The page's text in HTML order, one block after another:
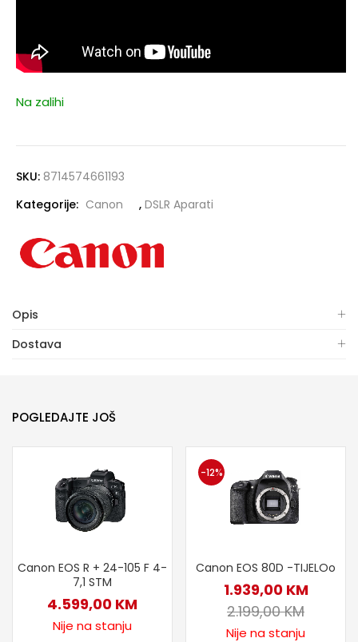
Na zalihi
SKU: 8714574661193
Kategorije: Canon , DSLR Aparati
Opis
Dostava
POGLEDAJTE JOŠ
Canon EOS R + 24-105 F 4-
7,1 STM
4.599,00 KM
Nije na stanju
-12%
Canon EOS 80D -TIJELOo
1.939,00 KM
2.199,00KM
Nije na stanju